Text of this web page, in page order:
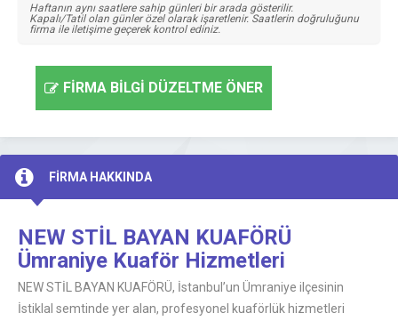
Haftanın aynı saatlere sahip günleri bir arada gösterilir.
Kapalı/Tatil olan günler özel olarak işaretlenir. Saatlerin doğruluğunu
firma ile iletişime geçerek kontrol ediniz.
FİRMA BİLGİ DÜZELTME ÖNER
FİRMA HAKKINDA
NEW STİL BAYAN KUAFÖRÜ
Ümraniye Kuaför Hizmetleri
NEW STİL BAYAN KUAFÖRÜ, İstanbul’un Ümraniye ilçesinin
İstiklal semtinde yer alan, profesyonel kuaförlük hizmetleri